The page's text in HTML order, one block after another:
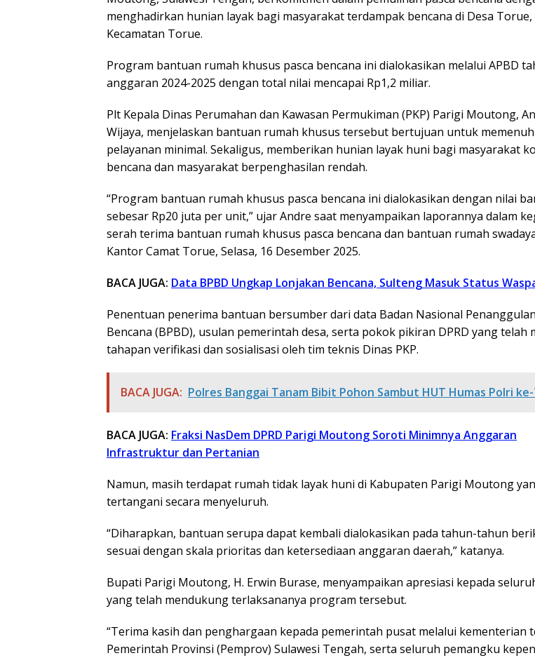
menghadirkan hunian layak bagi masyarakat terdampak bencana di Desa Torue,
Kecamatan Torue.
Program bantuan rumah khusus pasca bencana ini dialokasikan melalui APBD
anggaran 2024-2025 dengan total nilai mencapai Rp1,2 miliar.
Plt Kepala Dinas Perumahan dan Kawasan Permukiman (PKP) Parigi Moutong,
Wijaya, menjelaskan bantuan rumah khusus tersebut bertujuan untuk
pelayanan minimal. Sekaligus, memberikan hunian layak huni bagi masyarakat
bencana dan masyarakat berpenghasilan rendah.
“Program bantuan rumah khusus pasca bencana ini dialokasikan dengan nilai
sebesar Rp20 juta per unit,” ujar Andre saat menyampaikan laporannya dalam
serah terima bantuan rumah khusus pasca bencana dan bantuan rumah
Kantor Camat Torue, Selasa, 16 Desember 2025.
BACA JUGA: Data BPBD Ungkap Lonjakan Bencana, Sulteng Masuk Status
Penentuan penerima bantuan bersumber dari data Badan Nasional
Bencana (BPBD), usulan pemerintah desa, serta pokok pikiran DPRD yang telah
tahapan verifikasi dan sosialisasi oleh tim teknis Dinas PKP.
BACA JUGA: Polres Banggai Tanam Bibit Pohon Sambut HUT Humas Polri
BACA JUGA: Fraksi NasDem DPRD Parigi Moutong Soroti Minimnya Anggaran
Infrastruktur dan Pertanian
Namun, masih terdapat rumah tidak layak huni di Kabupaten Parigi Moutong
tertangani secara menyeluruh.
“Diharapkan, bantuan serupa dapat kembali dialokasikan pada tahun-tahun
sesuai dengan skala prioritas dan ketersediaan anggaran daerah,” katanya.
Bupati Parigi Moutong, H. Erwin Burase, menyampaikan apresiasi kepada
yang telah mendukung terlaksananya program tersebut.
“Terima kasih dan penghargaan kepada pemerintah pusat melalui kementerian
Pemerintah Provinsi (Pemprov) Sulawesi Tengah, serta seluruh pemangku